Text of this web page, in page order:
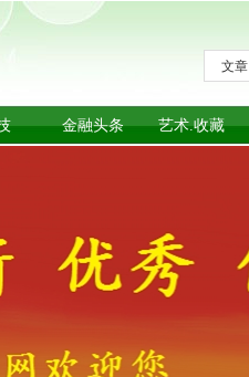
文章
金融头条 艺术.收藏